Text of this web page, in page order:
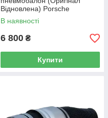
Відновлена) Porsche
Cayenne (9PA) (передня
права)
В наявності
6 800 ₴
Купити